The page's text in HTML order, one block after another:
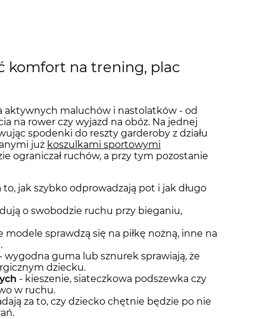
komfort na trening, plac
aktywnych maluchów i nastolatków - od
na rower czy wyjazd na obóz. Na jednej
spodenki do reszty garderoby z działu
już koszulkami sportowymi
ograniczał ruchów, a przy tym pozostanie
to, jak szybko odprowadzają pot i jak długo
o swobodzie ruchu przy bieganiu,
modele sprawdzą się na piłkę nożną, inne na
- wygodna guma lub sznurek sprawiają, że
dziecku.
- kieszenie, siateczkowa podszewka czy
w ruchu.
za to, czy dziecko chętnie będzie po nie